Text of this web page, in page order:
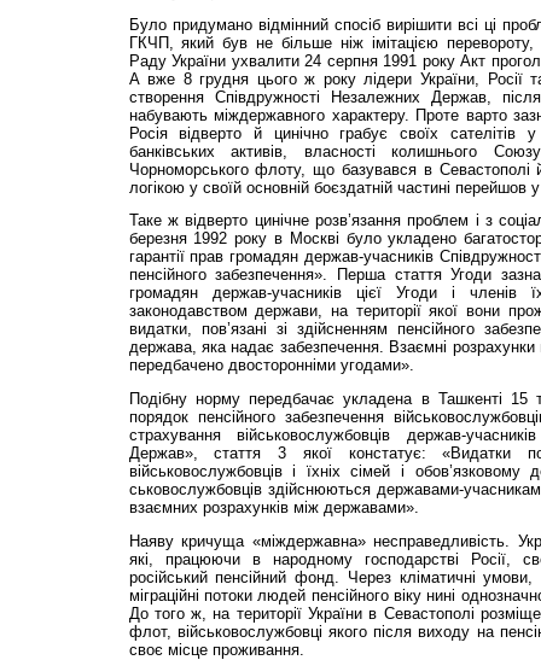
Було придумано відмінний спосіб вирішити всі ці
ГКЧП, який був не більше ніж імітацією
Раду України ухвалити 24 серпня 1991 року Акт
А вже 8 грудня цього ж року лідери України, Росії
створення Співдружності Незалежних Держав,
набувають міждержавного характеру. Проте варто
Росія відверто й цинічно грабує своїх
банківських активів, власності ко­лишнього
Чорноморського флоту, що базувався в
логікою у своїй основній боєздатній частині перейшов
Таке ж відверто цинічне розв’язання проблем і з
березня 1992 року в Москві було укладено
гарантії прав громадян держав-учасників
пенсійного забезпечення». Перша стаття Угоди
громадян держав-учасників цієї Угоди і членів
законодавством держави, на території якої вони
видатки, пов’язані зі здійсненням пенсійного
держава, яка надає забезпечення. Взаємні
передбачено двосторонніми угодами».
Подібну норму передбачає укладена в Ташкенті 15
порядок пенсійного забезпечення
страхування військовослужбовців держав-
Держав», стаття 3 якої констатує: «Видатки
військовослуж­бовців і їхніх сімей і
ськовослужбовців здійснюються державами-
взаємних розрахунків між державами».
Наяву кричуща «міждержавна» несправедливість.
які, працюючи в народному господарстві Росії,
російський пенсійний фонд. Через кліма­тичні
міграційні потоки людей пенсійного віку нині
До того ж, на території України в Севастополі
флот, військовослужбовці якого після виходу на
своє місце проживання.